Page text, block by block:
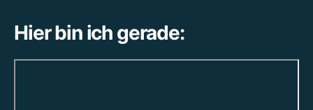
Hier bin ich gerade: